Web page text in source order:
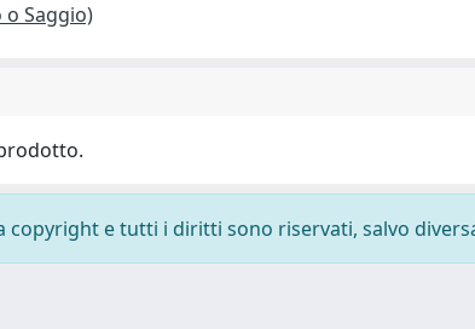
Saggio)
copyright e tutti i diritti sono riservati, salvo